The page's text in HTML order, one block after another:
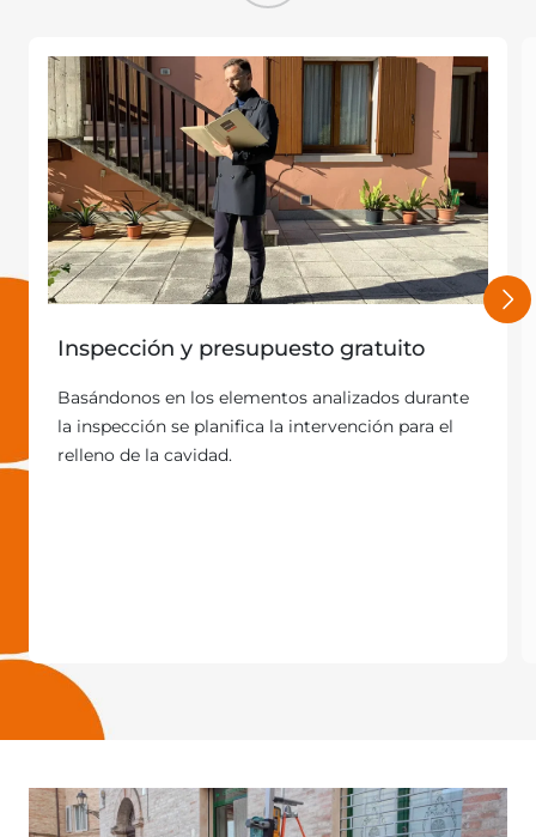
Inspección y presupuesto gratuito
Basándonos en los elementos analizados durante
la inspección se planifica la intervención para el
relleno de la cavidad.